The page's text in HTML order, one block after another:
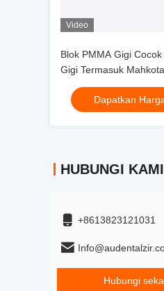
Video
Blok PMMA Gigi
Gigi Termasuk
Jembatan, dan
Material Kuat
Dapatkan
HUBUNGI KAMI
+8613823121031
Hubungi